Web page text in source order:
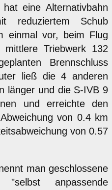
eine Alternativbahn
reduziertem Schub
einmal vor, beim Flug
Triebwerk 132
Brennschluss
ließ die 4 anderen
länger und die S-IVB 9
und erreichte den
von 0.4 km
von 0.57
man geschlossene
"selbst anpassende